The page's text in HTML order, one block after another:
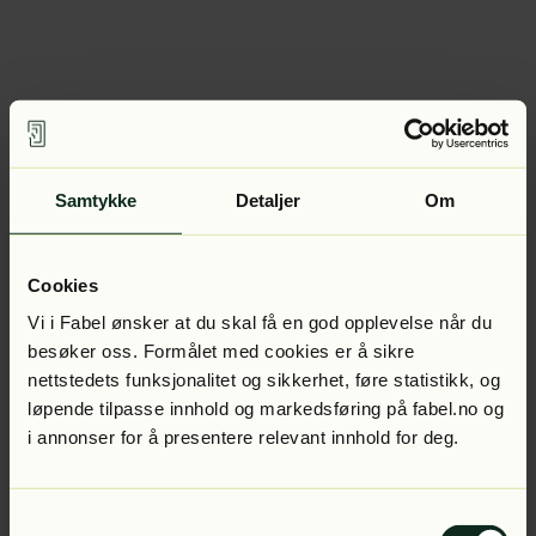
Samtykke Detaljer Om
Cookies
Vi i Fabel ønsker at du skal få en god opplevelse når du
besøker oss. Formålet med cookies er å sikre
nettstedets funksjonalitet og sikkerhet, føre statistikk, og
løpende tilpasse innhold og markedsføring på fabel.no og
i annonser for å presentere relevant innhold for deg.